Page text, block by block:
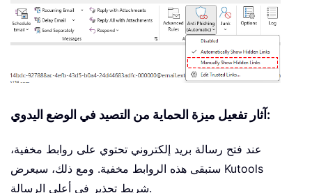
آثار تفعيل ميزة الحماية من التصيد في الوضع اليدوي:
عند فتح رسالة بريد إلكتروني تحتوي على روابط مخفية،
ستبقى هذه الروابط مخفية. ومع ذلك، سيعرض Kutools
شريط تحذير في أعلى الرسالة.